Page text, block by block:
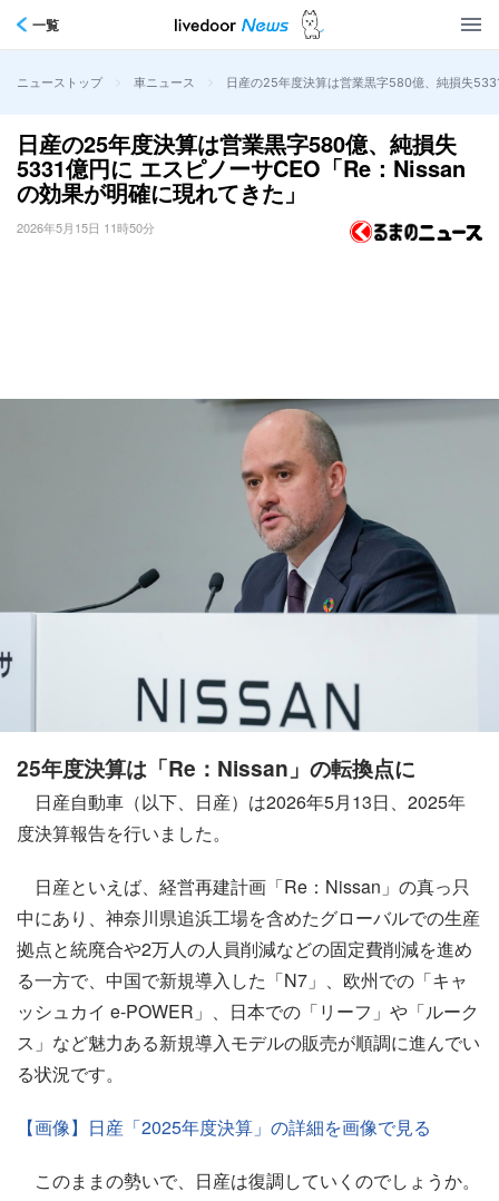
一覧
ニューストップ > 車ニュース > 日産の25年度決算は営業黒字580億、純損失
日産の25年度決算は営業黒字580億、純損失
5331億円に エスピノーサCEO「Re：Nissan
の効果が明確に現れてきた」
2026年5月15日 11時50分
25年度決算は「Re：Nissan」の転換点に
日産自動車（以下、日産）は2026年5月13日、2025年
度決算報告を行いました。
日産といえば、経営再建計画「Re：Nissan」の真っ只
中にあり、神奈川県追浜工場を含めたグローバルでの生産
拠点と統廃合や2万人の人員削減などの固定費削減を進め
る一方で、中国で新規導入した「N7」、欧州での「キャ
ッシュカイ e-POWER」、日本での「リーフ」や「ルーク
ス」など魅力ある新規導入モデルの販売が順調に進んでい
る状況です。
【画像】日産「2025年度決算」の詳細を画像で見る
このままの勢いで、日産は復調していくのでしょうか。